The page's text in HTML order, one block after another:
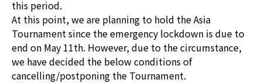
this period.
At this point, we are planning to hold the Asia
Tournament since the emergency lockdown is due to
end on May 11th. However, due to the circumstance,
we have decided the below conditions of
cancelling/postponing the Tournament.